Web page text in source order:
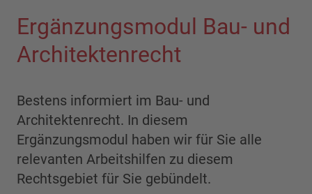
Ergänzungsmodul Bau- und
Architektenrecht
Bestens informiert im Bau- und
Architektenrecht. In diesem
Ergänzungsmodul haben wir für Sie alle
relevanten Arbeitshilfen zu diesem
Rechtsgebiet für Sie gebündelt.